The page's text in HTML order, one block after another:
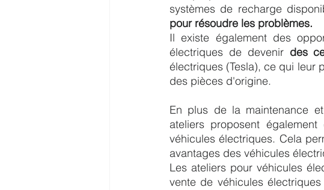
systèmes de recharge
pour résoudre les problèmes.
Il existe également des
électriques de devenir des
électriques (Tesla), ce qui leur
des pièces d'origine.
En plus de la maintenance
ateliers proposent
véhicules électriques. Cela
avantages des véhicules
Les ateliers pour véhicules
vente de véhicules